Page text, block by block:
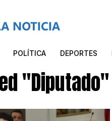
POLÍTICA DEPORTES
"Diputado"